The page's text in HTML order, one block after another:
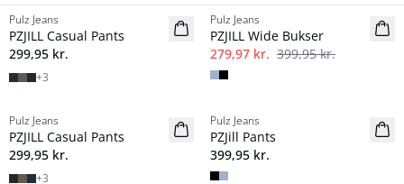
NYHED
Basic
Pulz Jeans
PZJILL Casual Pants
299,95 kr.
+3
Basic
Pulz Jeans
PZJILL Wide Bukser
279,97 kr. 399,95 kr.
NYHED
Basic
Pulz Jeans
PZJILL Casual Pants
299,95 kr.
+3
NYHED
Basic
Pulz Jeans
PZJill Pants
399,95 kr.